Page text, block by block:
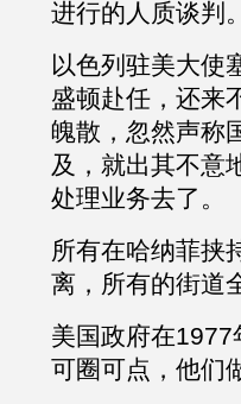
进行的人质谈判。
以色列驻美大使
盛顿赴任，还来
魄散，忽然声称
及，就出其不意
处理业务去了。
所有在哈纳菲挟
离，所有的街道
美国政府在1977
可圈可点，他们